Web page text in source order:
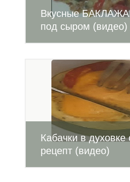
Вкусные
под сыром (видео)
Кабачки в
рецепт (видео)